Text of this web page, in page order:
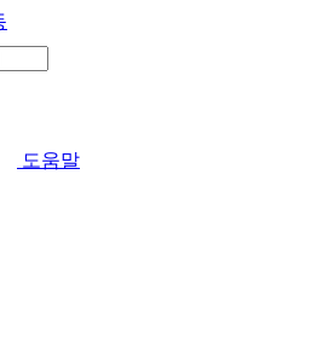
도움말